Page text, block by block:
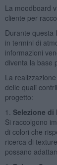
La moodboard
cliente per
Durante questa
in termini di
informazioni
diventa la base
La
delle quali
progetto:
1. Selezione di
Si raccolgono
di colori che
ricerca di
possano